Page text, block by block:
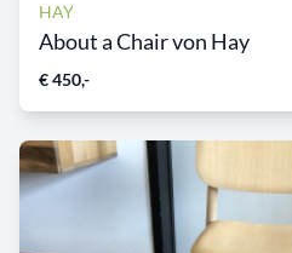
HAY
About a Chair von Hay
€ 450,-